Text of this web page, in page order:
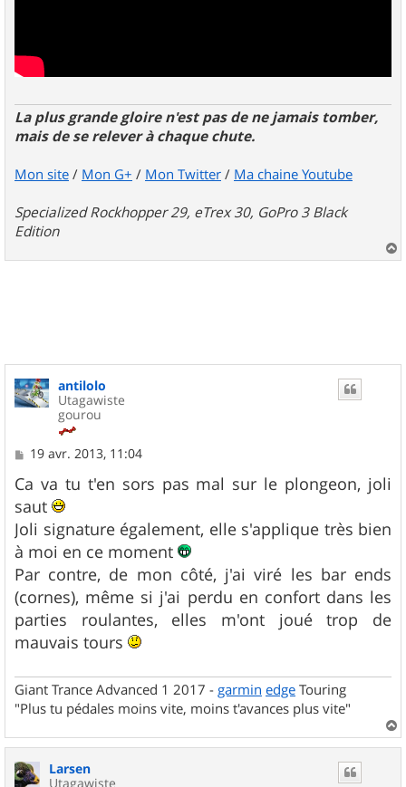
La plus grande gloire n'est pas de ne jamais tomber,
mais de se relever à chaque chute.
Mon site / Mon G+ / Mon Twitter / Ma chaine Youtube
Specialized Rockhopper 29, eTrex 30, GoPro 3 Black
Edition
a
antilolo
Utagawiste
gourou
M
s
s
a
g
e
19 avr. 2013, 11:04
Ca va tu t'en sors pas mal sur le plongeon, joli
saut
Joli signature également, elle s'applique très bien
à moi en ce moment
Par contre, de mon côté, j'ai viré les bar ends
(cornes), même si j'ai perdu en confort dans les
parties roulantes, elles m'ont joué trop de
mauvais tours
Giant Trance Advanced 1 2017 - garmin edge Touring
"Plus tu pédales moins vite, moins t'avances plus vite"
a
Larsen
Utagawiste